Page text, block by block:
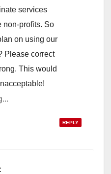
services
non-profits. So
on using our
Please correct
This would
REPLY